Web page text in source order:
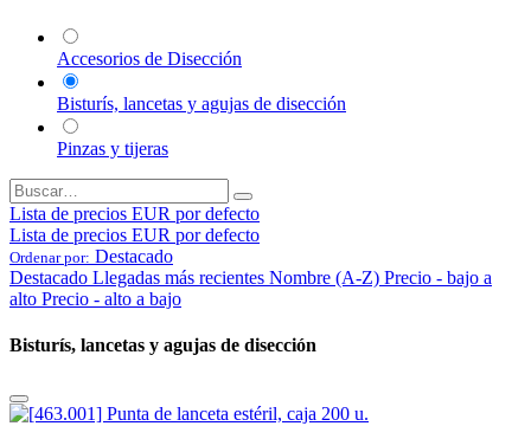
Accesorios de Disección
Bisturís, lancetas y agujas de disección
Pinzas y tijeras
Lista de precios EUR por defecto
Lista de precios EUR por defecto
Ordenar por: Destacado
Destacado Llegadas más recientes Nombre (A-Z) Precio - bajo a
alto Precio - alto a bajo
Bisturís, lancetas y agujas de disección